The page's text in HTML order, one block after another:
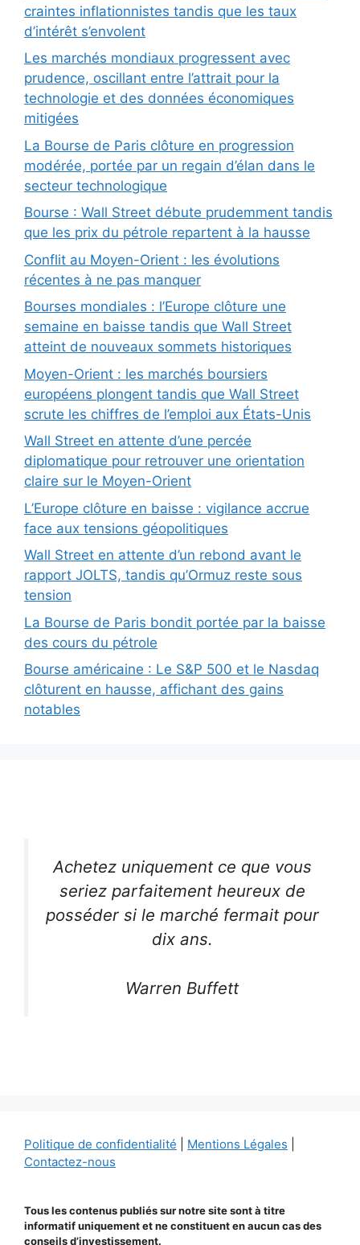
craintes inflationnistes tandis que les taux
d’intérêt s’envolent
Les marchés mondiaux progressent avec
prudence, oscillant entre l’attrait pour la
technologie et des données économiques
mitigées
La Bourse de Paris clôture en progression
modérée, portée par un regain d’élan dans le
secteur technologique
Bourse : Wall Street débute prudemment tandis
que les prix du pétrole repartent à la hausse
Conflit au Moyen-Orient : les évolutions
récentes à ne pas manquer
Bourses mondiales : l’Europe clôture une
semaine en baisse tandis que Wall Street
atteint de nouveaux sommets historiques
Moyen-Orient : les marchés boursiers
européens plongent tandis que Wall Street
scrute les chiffres de l’emploi aux États-Unis
Wall Street en attente d’une percée
diplomatique pour retrouver une orientation
claire sur le Moyen-Orient
L’Europe clôture en baisse : vigilance accrue
face aux tensions géopolitiques
Wall Street en attente d’un rebond avant le
rapport JOLTS, tandis qu’Ormuz reste sous
tension
La Bourse de Paris bondit portée par la baisse
des cours du pétrole
Bourse américaine : Le S&P 500 et le Nasdaq
clôturent en hausse, affichant des gains
notables
Achetez uniquement ce que vous
seriez parfaitement heureux de
posséder si le marché fermait pour
dix ans.
Warren Buffett
Politique de confidentialité Mentions Légales
Contactez-nous
Tous les contenus publiés sur notre site sont à titre
informatif uniquement et ne constituent en aucun cas des
conseils d’investissement.